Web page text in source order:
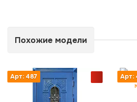
Похожие модели
Арт: 487 Арт: